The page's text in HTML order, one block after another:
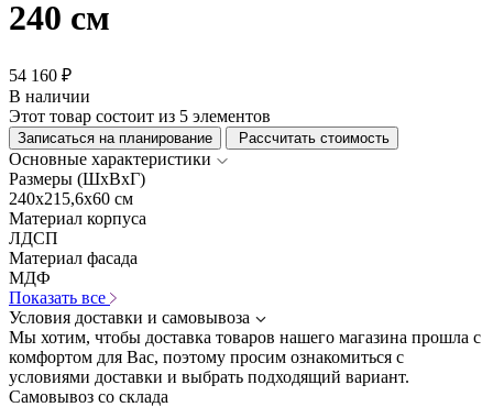
240 см
54 160 ₽
В наличии
Этот товар состоит из 5 элементов
Записаться на планирование Рассчитать стоимость
Основные характеристики
Размеры (ШхВхГ)
240x215,6x60 см
Материал корпуса
ЛДСП
Материал фасада
МДФ
Показать все
Условия доставки и самовывоза
Мы хотим, чтобы доставка товаров нашего магазина прошла с
комфортом для Вас, поэтому просим ознакомиться с
условиями доставки и выбрать подходящий вариант.
Самовывоз со склада